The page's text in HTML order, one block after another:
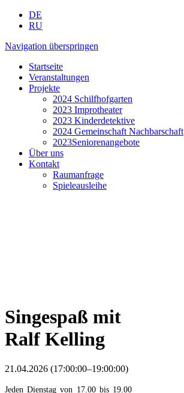
DE
RU
Navigation überspringen
Startseite
Veranstaltungen
Projekte
2024 Schilfhofgarten
2023 Improtheater
2023 Kinderdetektive
2024 Gemeinschaft Nachbarschaft
2023Seniorenangebote
Über uns
Kontakt
Raumanfrage
Spieleausleihe
Singespaß mit
Ralf Kelling
21.04.2026 (17:00:00–19:00:00)
Jeden Dienstag von 17.00 bis 19.00